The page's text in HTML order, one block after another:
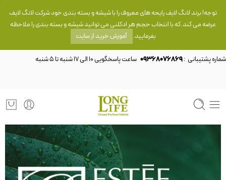
توجه! برند لانگ لایف رایحه های معروف را با شیشه و بسته بندی خود شرکت لانگ لایف
عرضه می کند.که با انتخاب حجم هر ادکلنی می توانید شیشه و بسته بندی را ملاحظه
بفرمایید. آموزش خرید از سایت
شماره پشتیبانی :09368076869